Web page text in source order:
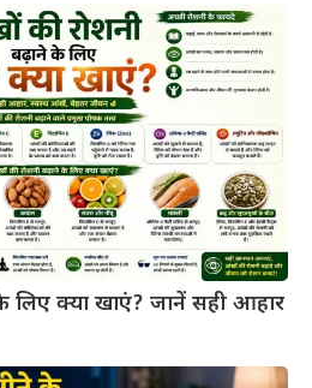
लिए क्या खाएं? जानें सही आहार